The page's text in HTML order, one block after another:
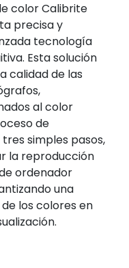
color Calibrite
precisa y
tecnología
Esta solución
calidad de las
al color
de
simples pasos,
la reproducción
ordenador
una
los colores en